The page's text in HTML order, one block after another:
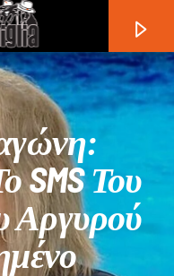
SMS Του
Αργυρού